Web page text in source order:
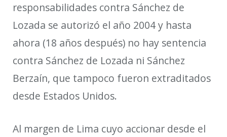
responsabilidades contra Sánchez de
Lozada se autorizó el año 2004 y hasta
ahora (18 años después) no hay sentencia
contra Sánchez de Lozada ni Sánchez
Berzaín, que tampoco fueron extraditados
desde Estados Unidos.
Al margen de Lima cuyo accionar desde el